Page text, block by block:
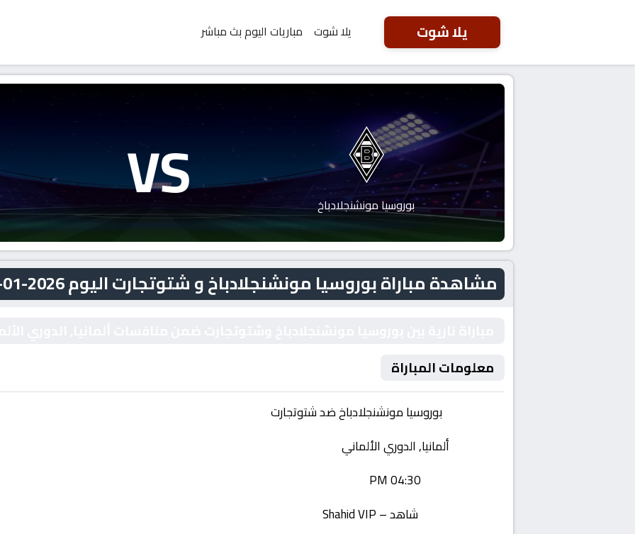
يلا شوت يلا شوت مباريات اليوم بث مباشر
بوروسيا مونشنجلادباخ VS
مشاهدة مباراة بوروسيا مونشنجلادباخ و شتوتجارت اليوم 2026-01-25 بث مباشر
معلومات المباراة
بوروسيا مونشنجلادباخ ضد شتوتجارت
ألمانيا, الدوري الألماني
شاهد – Shahid VIP